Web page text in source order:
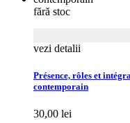
fără stoc
vezi detalii
Présence, rôles et
contemporain
30,00 lei